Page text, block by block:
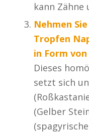
kann Zähne
Nehmen
Tropfen
in Form
Dieses
setzt sich
(Gelber